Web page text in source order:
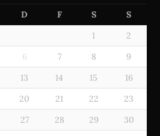
D F S S
1
2
6 7 8
9
13 14 15
16
20 21 22
23
27 28 29
30